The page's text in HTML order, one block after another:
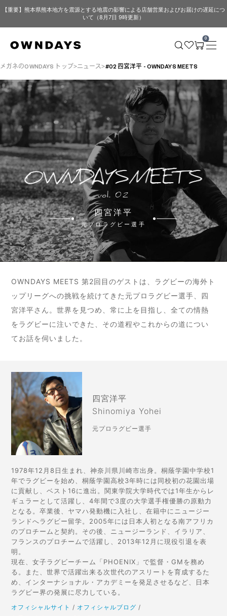
【重要】熊本県熊本地方を震源とする地震の影響による店舗営業およびお届けの遅延につ
いて（8月7日 9時更新）
0
メガネのOWNDAYS トップ ニュース #02 四宮洋平 - OWNDAYS MEETS
vol. 02
四宮洋平
元プロラグビー選手
OWNDAYS MEETS 第2回目のゲストは、ラグビーの海外ト
ップリーグへの挑戦を続けてきた元プロラグビー選手、四
宮洋平さん。世界を見つめ、常に上を目指し、全ての情熱
をラグビーに注いできた、その道程やこれからの道につい
てお話を伺いました。
四宮洋平
Shinomiya Yohei
元プロラグビー選手
1978年12月8日生まれ、神奈川県川崎市出身。桐蔭学園中学校1
年でラグビーを始め、桐蔭学園高校3年時には同校初の花園出場
に貢献し、ベスト16に進出。関東学院大学時代では1年生からレ
ギュラーとして活躍し、4年間で3度の大学選手権優勝の原動力
となる。卒業後、ヤマハ発動機に入社し、在籍中にニュージー
ランドへラグビー留学。2005年には日本人初となる南アフリカ
のプロチームと契約。その後、ニュージーランド、イラリア、
フランスのプロチームで活躍し、2013年12月に現役引退を表
明。
現在、女子ラグビーチーム「PHOENIX」で監督・GMを務め
る。また、世界で活躍出来る次世代のアスリートを育成するた
め、インターナショナル・アカデミーを発足させるなど、日本
ラグビー界の発展に尽力している。
オフィシャルサイト / オフィシャルブログ /